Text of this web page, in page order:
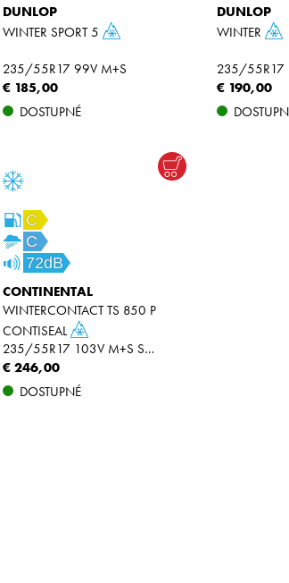
DUNLOP
WINTER SPORT 5
235/55R17 99V M+S
€ 185,00
DOSTUPNÉ
DUNLOP
WINTER
€ 190,00
C
C
72dB
CONTINENTAL
WINTERCONTACT TS 850 P
CONTISEAL
235/55R17 103V M+S SEAL XL
€ 246,00
DOSTUPNÉ